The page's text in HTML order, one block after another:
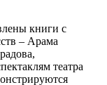
книги с
– Арама
театра